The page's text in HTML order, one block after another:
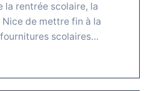
la rentrée scolaire, la
de mettre fin à la
scolaires…